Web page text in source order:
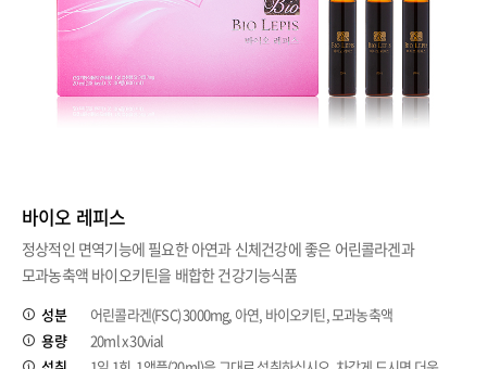
바이오 레피스
정상적인 면역기능에 필요한 아연과 신체건강에 좋은 어린콜라겐과
모과농축액 바이오키틴을 배합한 건강기능식품
성분
어린콜라겐(FSC) 3000mg, 아연, 바이오키틴, 모과농축액
용량
20ml x 30vial